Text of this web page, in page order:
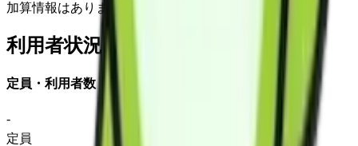
加算情報はありません
利用者状況
定員・利用者数
-
定員